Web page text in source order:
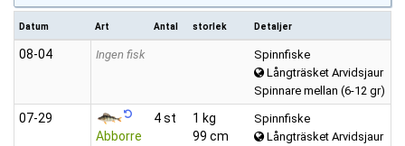
Datum Art Antal storlek Detaljer
08‑04 Ingen fisk
Spinnfiske
Långträsket Arvidsjaur
Spinnare mellan (6-12 gr)
07‑29
Abborre
4 st
1 kg
99 cm
Spinnfiske
Långträsket Arvidsjaur